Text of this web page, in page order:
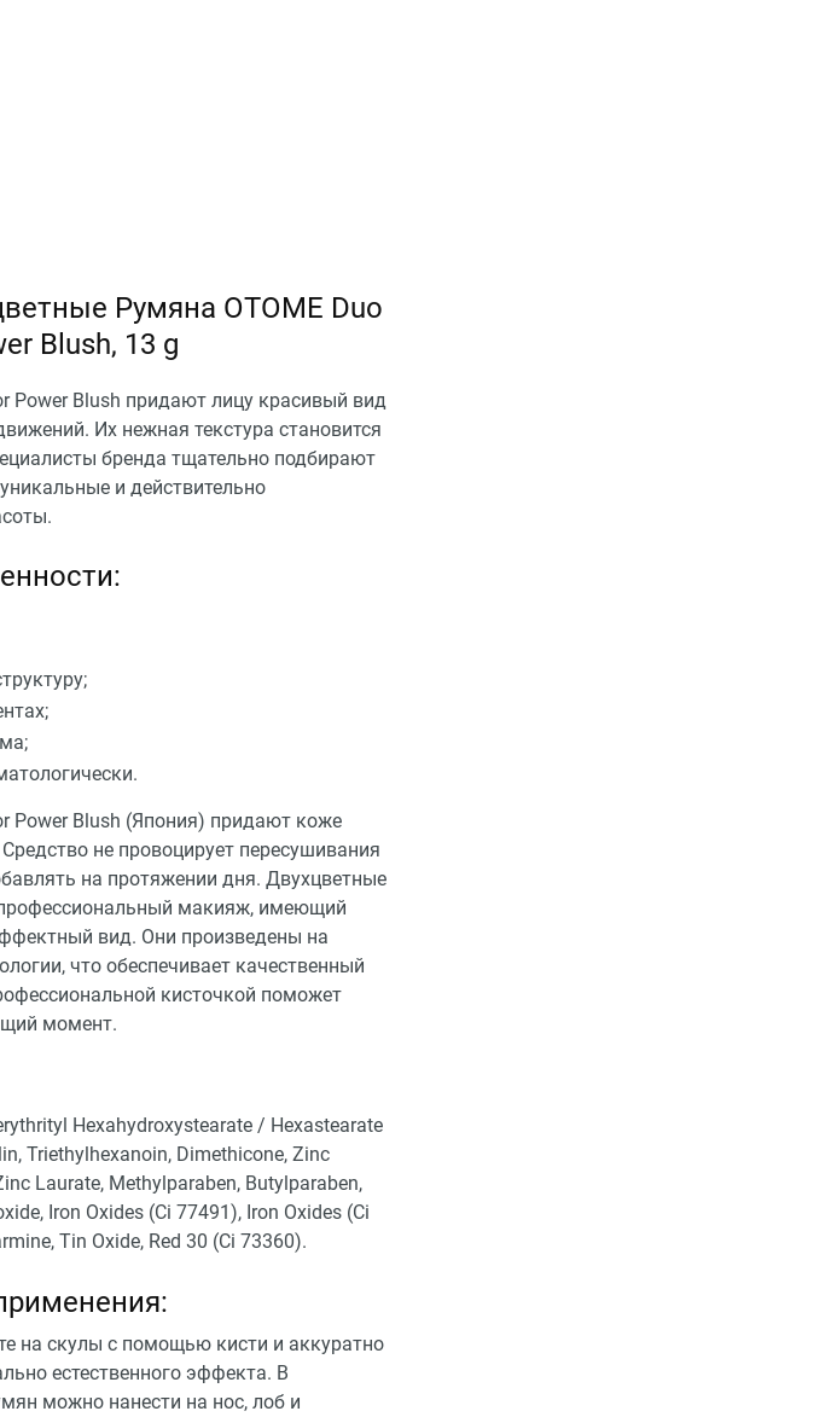
Румяна OTOME Duo
Blush, 13 g
Power Blush придают лицу красивый вид
Их нежная текстура становится
бренда тщательно подбирают
и действительно
Power Blush (Япония) придают коже
не провоцирует пересушивания
на протяжении дня. Двухцветные
макияж, имеющий
вид. Они произведены на
что обеспечивает качественный
кисточкой поможет
момент.
Hexahydroxystearate / Hexastearate
Triethylhexanoin, Dimethicone, Zinc
Laurate, Methylparaben, Butylparaben,
Iron Oxides (Ci 77491), Iron Oxides (Ci
Tin Oxide, Red 30 (Ci 73360).
на скулы с помощью кисти и аккуратно
естественного эффекта. В
можно нанести на нос, лоб и